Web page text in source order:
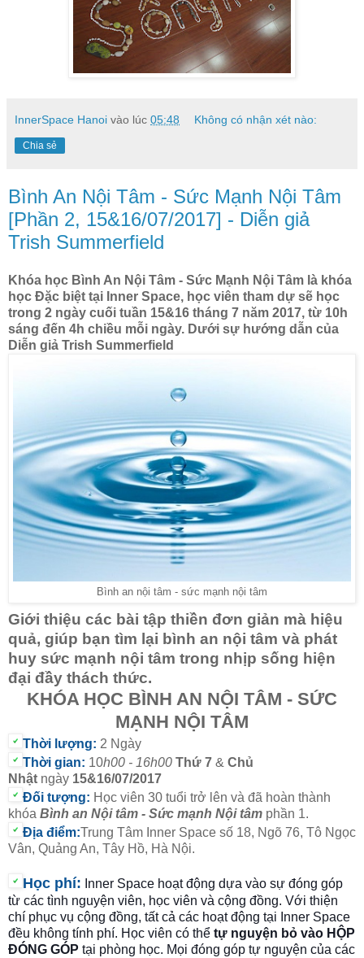
InnerSpace Hanoi vào lúc 05:48 Không có nhận xét nào:
Chia sẻ
Bình An Nội Tâm - Sức Mạnh Nội Tâm
[Phần 2, 15&16/07/2017] - Diễn giả
Trish Summerfield
Khóa học Bình An Nội Tâm - Sức Mạnh Nội Tâm là khóa
học Đặc biệt tại Inner Space, học viên tham dự sẽ học
trong 2 ngày cuối tuần 15&16 tháng 7 năm 2017, từ 10h
sáng đến 4h chiều mỗi ngày. Dưới sự hướng dẫn của
Diễn giả Trish Summerfield
Bình an nội tâm - sức mạnh nội tâm
Giới thiệu các bài tập thiền đơn giản mà hiệu
quả, giúp bạn tìm lại bình an nội tâm và phát
huy sức mạnh nội tâm trong nhịp sống hiện
đại đầy thách thức.
KHÓA HỌC BÌNH AN NỘI TÂM - SỨC
MẠNH NỘI TÂM
Thời lượng: 2 Ngày
Thời gian: 10h00 - 16h00 Thứ 7 & Chủ
Nhật ngày 15&16/07/2017
Đối tượng: Học viên 30 tuổi trở lên và đã hoàn thành
khóa Bình an Nội tâm - Sức mạnh Nội tâm phần 1.
Địa điểm:Trung Tâm Inner Space số 18, Ngõ 76, Tô Ngọc
Vân, Quảng An, Tây Hồ, Hà Nội.
Học phí: Inner Space hoạt động dựa vào sự đóng góp
từ các tình nguyện viên, học viên và cộng đồng. Với thiện
chí phục vụ cộng đồng, tất cả các hoạt động tại Inner Space
đều không tính phí. Học viên có thể tự nguyện bỏ vào HỘP
ĐÓNG GÓP tại phòng học. Mọi đóng góp tự nguyện của các